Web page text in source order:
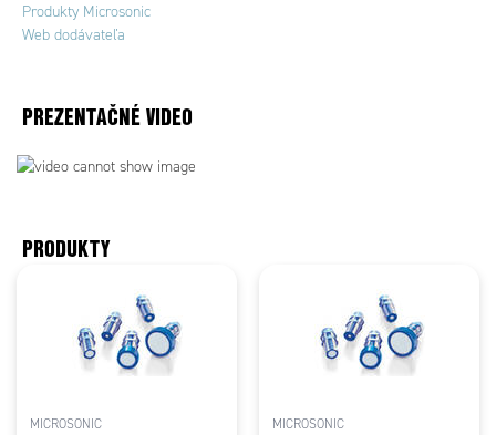
Produkty Microsonic
Web dodávateľa
PREZENTAČNÉ VIDEO
PRODUKTY
MICROSONIC MICROSONIC